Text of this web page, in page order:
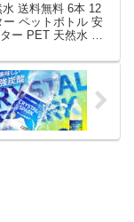
送料無料 6本 12
ペットボトル 安
ー PET 天然水 北
水百選【代引き不
イント還元まとめ